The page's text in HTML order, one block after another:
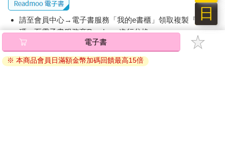
褲，紅絲帶則變成藍絲帶，而銀線會變成金線。尼古拉二世甚至
下令將男子的軍裝和舞會制服分開，且跳舞時須卸下武器以免顯
得格格不入。不僅是服裝，姿態、語言、座位，連在官方場合的
席位都經過精心規劃和安排。
喬治以一系列的紀律為一天的行程揭開序幕。天剛濛濛亮時，學
校管理員在敲響了鐘後，一陣響亮的鐘聲會傳遍學校，他們接著
請至會員中心→電子書服務「我的e書櫃」領取複製『兌換
碼』至電子書服務商Readmoo進行兌換。
退換貨須知：
因版權保護，您在金石堂所購買的電子書僅能以金石堂專屬
電子書
※ 本商品會員日滿額金幣加碼回饋最高15倍
日